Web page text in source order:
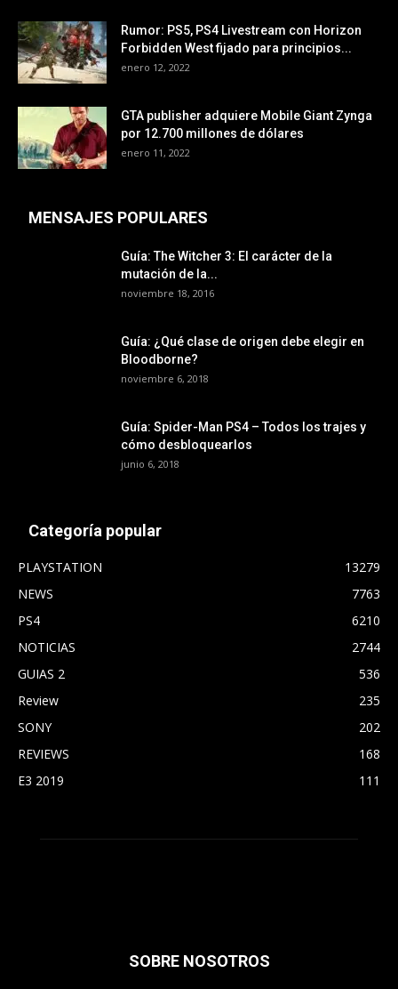
Rumor: PS5, PS4 Livestream con Horizon
Forbidden West fijado para principios...
enero 12, 2022
GTA publisher adquiere Mobile Giant Zynga
por 12.700 millones de dólares
enero 11, 2022
MENSAJES POPULARES
Guía: The Witcher 3: El carácter de la
mutación de la...
noviembre 18, 2016
Guía: ¿Qué clase de origen debe elegir en
Bloodborne?
noviembre 6, 2018
Guía: Spider-Man PS4 – Todos los trajes y
cómo desbloquearlos
junio 6, 2018
Categoría popular
PLAYSTATION
13279
NEWS
7763
PS4
6210
NOTICIAS
2744
GUIAS 2
536
Review
235
SONY
202
REVIEWS
168
E3 2019
111
SOBRE NOSOTROS